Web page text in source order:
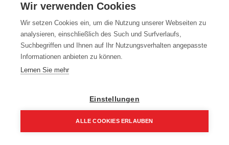
galvanisch verzinkt6130645
Artikelnummer:70060-160200
Bauschrauben mit Mutter DIN 601 8.8
Farbe: galvanisch verzinkt
69,09€ 98,70€
460,60 € / 100 Stk.
Wir verwenden Cookies
Wir setzen Cookies ein, um die Nutzung unserer Webseiten zu
analysieren, einschließlich des Such und Surfverlaufs,
Suchbegriffen und Ihnen auf Ihr Nutzungsverhalten angepasste
Informationen anbieten zu können.
Lernen Sie mehr
Einstellungen
ALLE COOKIES ERLAUBEN